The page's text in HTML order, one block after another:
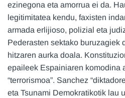
ezinegona eta amorrua ei da.
legitimitatea kendu, faxisten
armada erlijioso, polizial eta
Pederasten sektako buruzagiek
hitzaren aurka doala.
epaileek Espainiaren komodina
“terrorismoa”. Sanchez
eta Tsunami Demokratikotik lau